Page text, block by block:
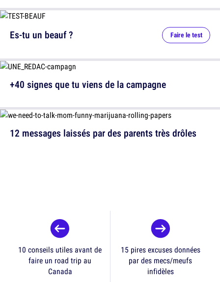
12 messages laissés par des parents très drôles
Es-tu un beauf ? Faire le test
+40 signes que tu viens de la campagne
10 conseils utiles avant de
faire un road trip au
Canada
15 pires excuses données
par des mecs/meufs
infidèles